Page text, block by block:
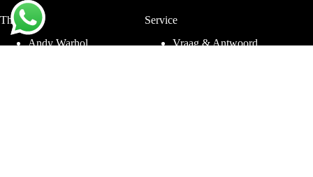
Thema’s
Andy Warhol
Service
Vraag & Antwoord